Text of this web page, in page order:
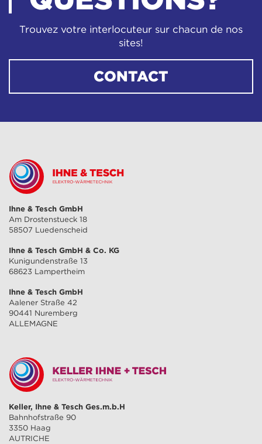
Trouvez votre interlocuteur sur chacun de nos
sites!
CONTACT
Ihne & Tesch GmbH
Am Drostenstueck 18
58507 Luedenscheid
Ihne & Tesch GmbH & Co. KG
Kunigundenstraße 13
68623 Lampertheim
Ihne & Tesch GmbH
Aalener Straße 42
90441 Nuremberg
ALLEMAGNE
Keller, Ihne & Tesch Ges.m.b.H
Bahnhofstraße 90
3350 Haag
AUTRICHE